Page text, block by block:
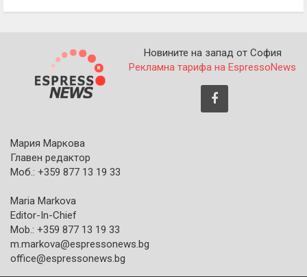
Новините на запад от София
Рекламна тарифа на EspressoNews
Мария Маркова
Главен редактор
Моб.: +359 877 13 19 33
Maria Markova
Editor-In-Chief
Mob.: +359 877 13 19 33
m.markova@espressonews.bg
office@espressonews.bg